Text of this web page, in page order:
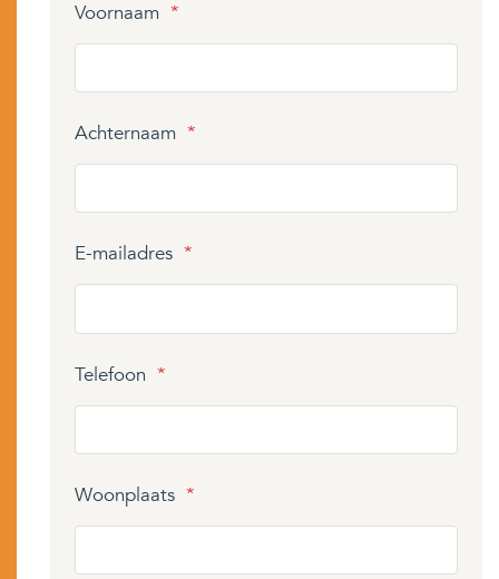
Voornaam *
Achternaam *
E-mailadres *
Telefoon *
Woonplaats *